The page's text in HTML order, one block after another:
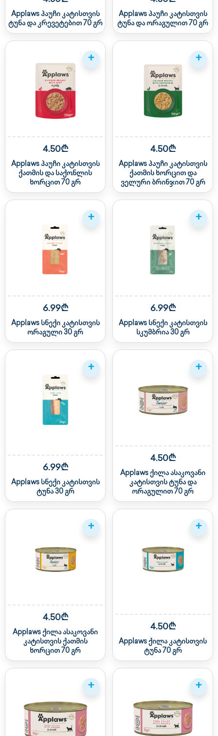
Applaws პაუჩი კატისთვის
ტუნა და კრევეტებით 70 გრ
Applaws პაუჩი კატისთვის
ტუნა და ორაგულით 70 გრ
+
4.50₾
Applaws პაუჩი კატისთვის
ქათმის და საქონლის
ხორცით 70 გრ
+
4.50₾
Applaws პაუჩი კატისთვის
ქათმის ხორცით და
ველური ბრინჯით 70 გრ
+
6.99₾
Applaws სნექი კატისთვის
ორაგული 30 გრ
+
6.99₾
Applaws სნექი კატისთვის
სკუმბრია 30 გრ
+
6.99₾
Applaws სნექი კატისთვის
ტუნა 30 გრ
+
4.50₾
Applaws ქილა ასაკოვანი
კატისთვის ტუნა და
ორაგულით 70 გრ
+
4.50₾
Applaws ქილა ასაკოვანი
კატისთვის ქათმის
ხორცით 70 გრ
+
4.50₾
Applaws ქილა კატისთვის
ტუნა 70 გრ
+ +